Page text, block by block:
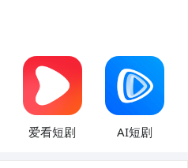
爱看短剧 AI短剧